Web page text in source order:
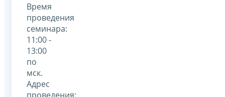
Время
проведения
семинара:
11:00 -
13:00
по
мск.
Адрес
проведения: